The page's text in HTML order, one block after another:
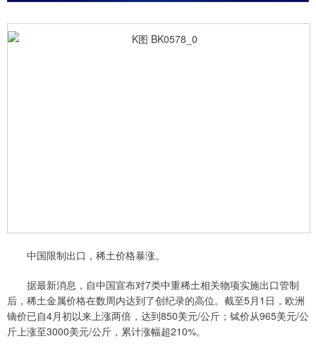
中国限制出口，稀土价格暴涨。
据最新消息，自中国宣布对7类中重稀土相关物项实施出口管制
后，稀土金属价格在数周内达到了创纪录的高位。截至5月1日，欧洲
镝价已自4月初以来上涨两倍，达到850美元/公斤；铽价从965美元/公
斤上涨至3000美元/公斤，累计涨幅超210%。